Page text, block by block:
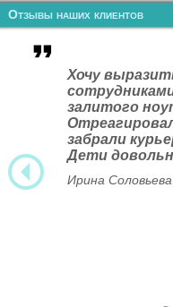
Отзывы наших клиентов
Хочу
залитого
забрали
Дети
Ирина Соловьева